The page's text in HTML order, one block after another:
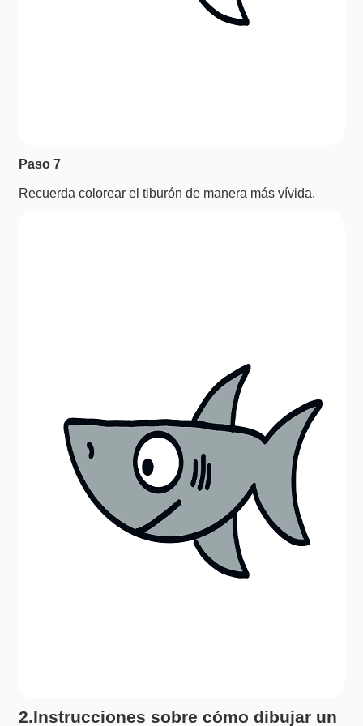
Paso 7
Recuerda colorear el tiburón de manera más vívida.
2.Instrucciones sobre cómo dibujar un